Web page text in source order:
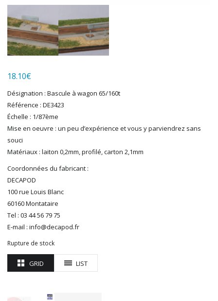
MAKETTE
MARLKIN
MKD
NOVATEUR MODELES
PG mini
REDUTEX
REE
RÉGIONS ET COMPAGNIES
ROCO
ROTOMAGUS
ROUTE 87
SAI
TAMIYA
Trains-O-Matic
18.10€
Désignation : Bascule à wagon 65/160t
Référence : DE3423
Échelle : 1/87ème
Mise en oeuvre : un peu d’expérience et vous y parviendrez sans
souci
Matériaux : laiton 0,2mm, profilé, carton 2,1mm
Coordonnées du fabricant :
DECAPOD
100 rue Louis Blanc
60160 Montataire
Tel : 03 44 56 79 75
E-mail : info@decapod.fr
Rupture de stock
GRID LIST